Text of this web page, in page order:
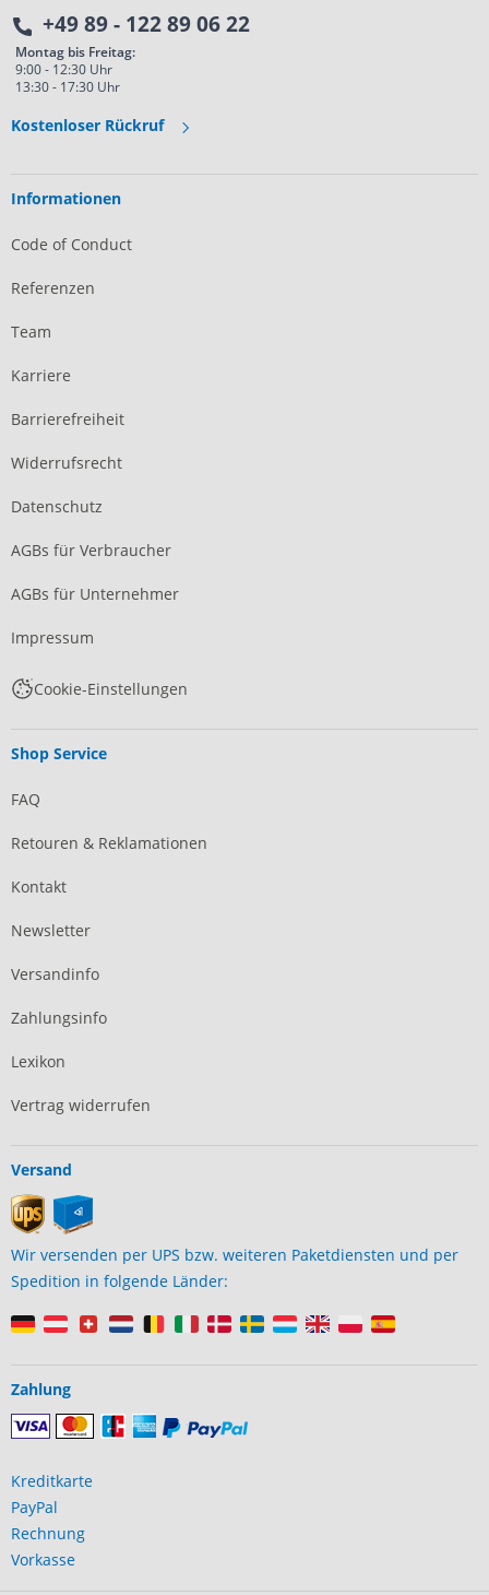
+49 89 - 122 89 06 22
Montag bis Freitag:
9:00 - 12:30 Uhr
13:30 - 17:30 Uhr
Kostenloser Rückruf
Informationen
Code of Conduct
Referenzen
Team
Karriere
Barrierefreiheit
Widerrufsrecht
Datenschutz
AGBs für Verbraucher
AGBs für Unternehmer
Impressum
Cookie-Einstellungen
Shop Service
FAQ
Retouren & Reklamationen
Kontakt
Newsletter
Versandinfo
Zahlungsinfo
Lexikon
Vertrag widerrufen
Versand
Wir versenden per UPS bzw. weiteren Paketdiensten und per
Spedition in folgende Länder:
Zahlung
Kreditkarte
PayPal
Rechnung
Vorkasse